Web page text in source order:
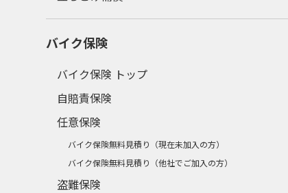
バイク保険
バイク保険 トップ
自賠責保険
任意保険
バイク保険無料見積り（現在未加入の方）
バイク保険無料見積り（他社でご加入の方）
盗難保険